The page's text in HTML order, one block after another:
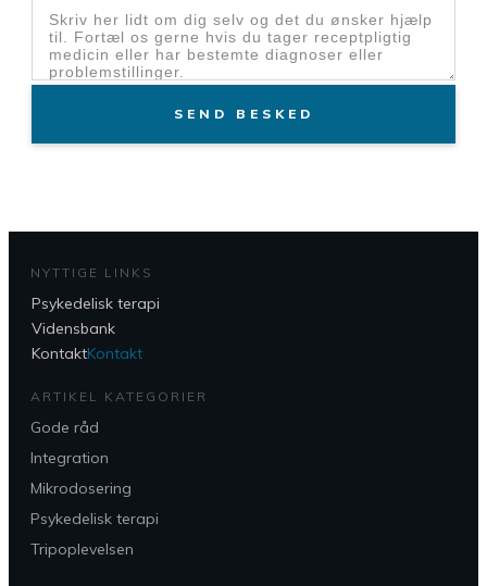
SEND BESKED
NYTTIGE LINKS
Psykedelisk terapi
Vidensbank
KontaktKontakt
ARTIKEL KATEGORIER
Gode råd
Integration
Mikrodosering
Psykedelisk terapi
Tripoplevelsen